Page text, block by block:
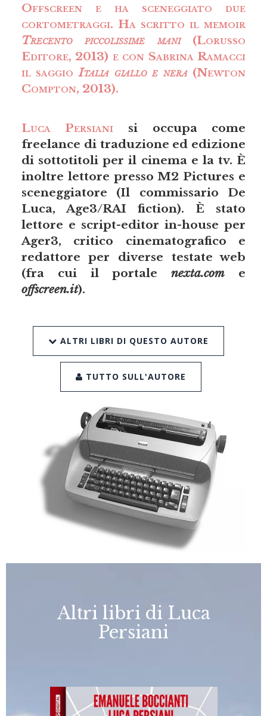
Offscreen e ha sceneggiato due
cortometraggi. Ha scritto il memoir
Trecento piccolissime mani(Lorusso
Editore, 2013) e con Sabrina Ramacci
il saggioItalia giallo e nera(Newton
Compton, 2013).
Luca Persiani si occupa come
freelance di traduzione ed edizione
di sottotitoli per il cinema e la tv. È
inoltre lettore presso M2 Pictures e
sceneggiatore (Il commissario De
Luca, Age3/RAI fiction). È stato
lettore e script-editor in-house per
Ager3, critico cinematografico e
redattore per diverse testate web
(fra cui il portalenexta.com e
offscreen.it).
ALTRI LIBRI DI QUESTO AUTORE
TUTTO SULL'AUTORE
Altri libri di Luca
Persiani